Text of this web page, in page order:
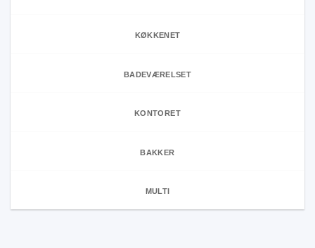
KØKKENET
BADEVÆRELSET
KONTORET
BAKKER
MULTI